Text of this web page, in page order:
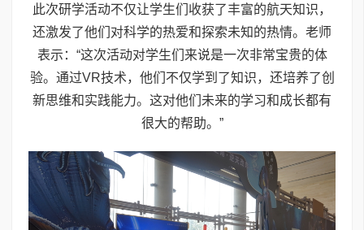
此次研学活动不仅让学生们收获了丰富的航天知识，
还激发了他们对科学的热爱和探索未知的热情。老师
表示：“这次活动对学生们来说是一次非常宝贵的体
验。通过VR技术，他们不仅学到了知识，还培养了创
新思维和实践能力。这对他们未来的学习和成长都有
很大的帮助。”